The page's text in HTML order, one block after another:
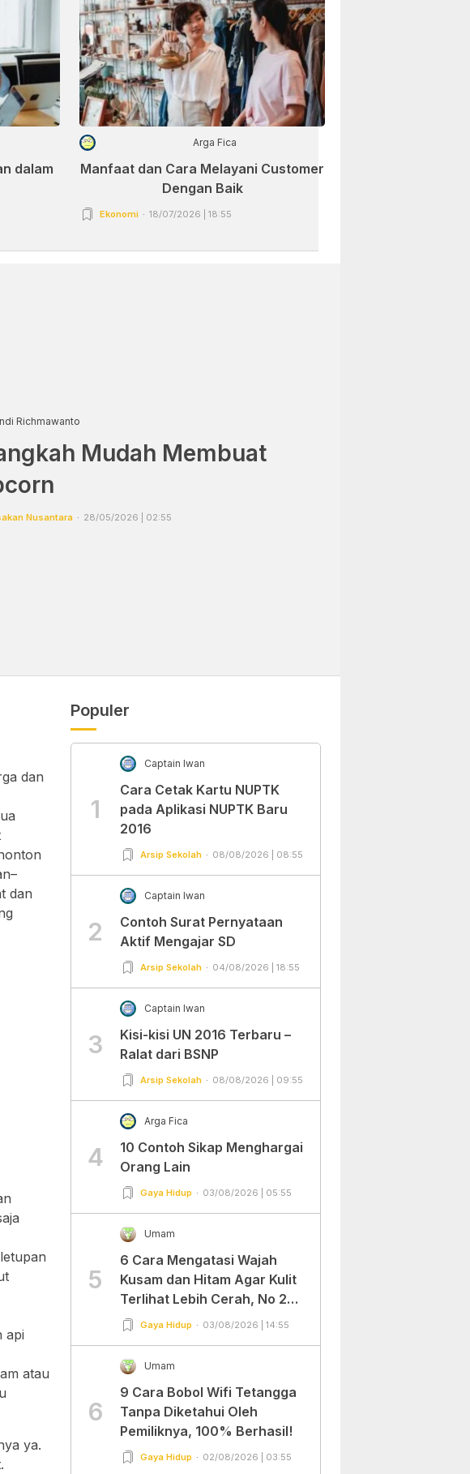
dalam
Arga Fica
Manfaat dan Cara Melayani Customer
Dengan Baik
Ekonomi 18/07/2026 | 18:55
Richmawanto
Mudah Membuat
Nusantara 28/05/2026 | 02:55
dan
dan
api
atau
ya.
Populer
1
Captain Iwan
Cara Cetak Kartu NUPTK
pada Aplikasi NUPTK Baru
2016
Arsip Sekolah 08/08/2026 | 08:55
2
Captain Iwan
Contoh Surat Pernyataan
Aktif Mengajar SD
Arsip Sekolah 04/08/2026 | 18:55
3
Captain Iwan
Kisi-kisi UN 2016 Terbaru –
Ralat dari BSNP
Arsip Sekolah 08/08/2026 | 09:55
4
Arga Fica
10 Contoh Sikap Menghargai
Orang Lain
Gaya Hidup 03/08/2026 | 05:55
5
Umam
6 Cara Mengatasi Wajah
Kusam dan Hitam Agar Kulit
Terlihat Lebih Cerah, No 2
Gampang Banget dan Mudah
Gaya Hidup 03/08/2026 | 14:55
6
Umam
9 Cara Bobol Wifi Tetangga
Tanpa Diketahui Oleh
Pemiliknya, 100% Berhasil!
Gaya Hidup 02/08/2026 | 03:55